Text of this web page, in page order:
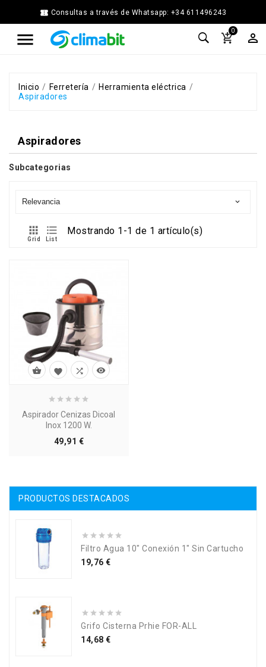
 Consultas a través de Whatsapp: +34 611496243

Home
Agua
Chimenea
Modular
Solar
Térmica
Ferretería
Cocina

0

Inicio Ferretería
Herramienta eléctrica
Aspiradores
Aspiradores
Subcategorias
Relevancia 

Grid

List
Mostrando 1-1 de 1 artículo(s)
Aspirador Cenizas Dicoal
Inox 1200 W.
49,91 €Precio
   
PRODUCTOS DESTACADOS
Filtro Agua 10" Conexión 1" Sin Cartucho
Precio
19,76 €
Grifo Cisterna Prhie FOR-ALL
Precio
14,68 €